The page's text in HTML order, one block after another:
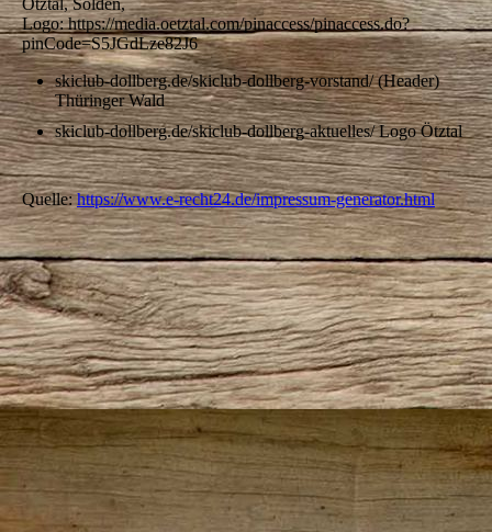
Ötztal, Sölden,
Logo: https://media.oetztal.com/pinaccess/pinaccess.do?
pinCode=S5JGdLze82J6
skiclub-dollberg.de/skiclub-dollberg-vorstand/ (Header)
Thüringer Wald
skiclub-dollberg.de/skiclub-dollberg-aktuelles/ Logo Ötztal
Quelle:https://www.e-recht24.de/impressum-generator.html